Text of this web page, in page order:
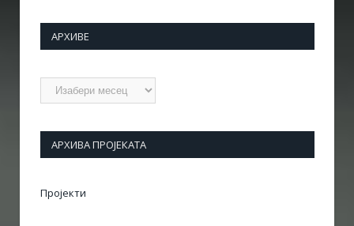
АРХИВЕ
Архиве
АРХИВА ПРОЈЕКАТА
Пројекти